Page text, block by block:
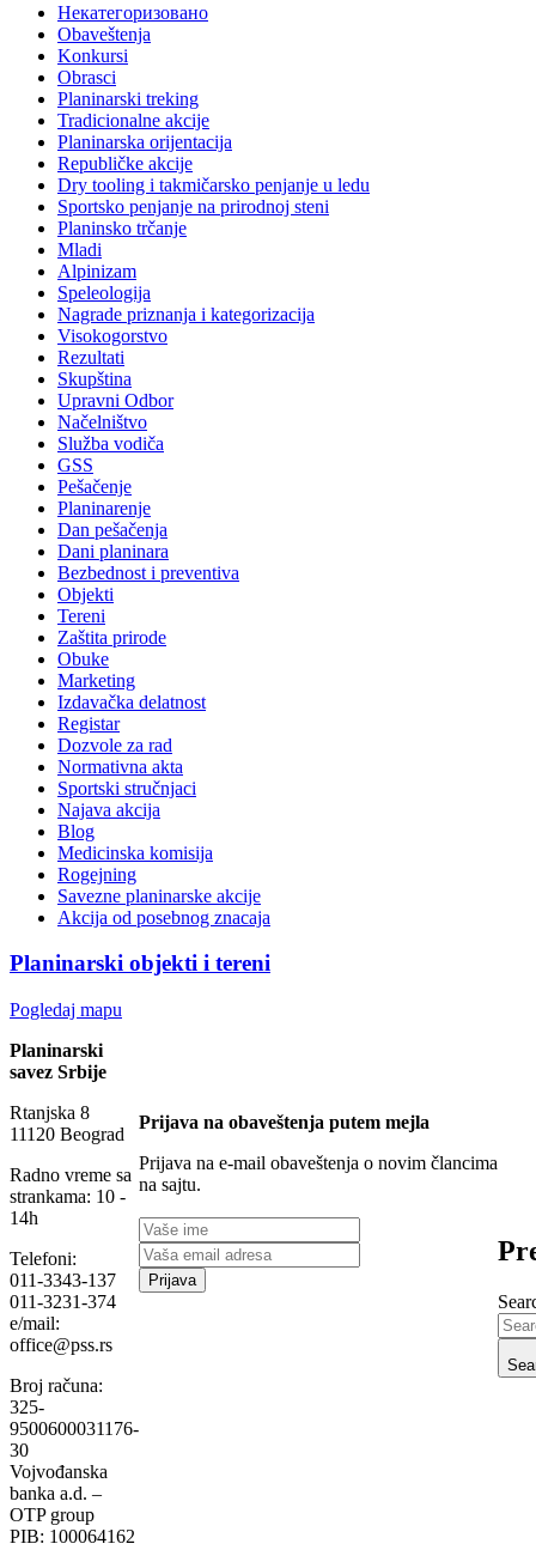
Некатегоризовано
Obaveštenja
Konkursi
Obrasci
Planinarski treking
Tradicionalne akcije
Planinarska orijentacija
Republičke akcije
Dry tooling i takmičarsko penjanje u ledu
Sportsko penjanje na prirodnoj steni
Planinsko trčanje
Mladi
Alpinizam
Speleologija
Nagrade priznanja i kategorizacija
Visokogorstvo
Rezultati
Skupština
Upravni Odbor
Načelništvo
Služba vodiča
GSS
Pešačenje
Planinarenje
Dan pešačenja
Dani planinara
Bezbednost i preventiva
Objekti
Tereni
Zaštita prirode
Obuke
Marketing
Izdavačka delatnost
Registar
Dozvole za rad
Normativna akta
Sportski stručnjaci
Najava akcija
Blog
Medicinska komisija
Rogejning
Savezne planinarske akcije
Akcija od posebnog znacaja
Planinarski objekti i tereni
Pogledaj mapu
Planinarski
savez Srbije
Rtanjska 8
11120 Beograd
Radno vreme sa
strankama: 10 -
14h
Telefoni:
011-3343-137
011-3231-374
e/mail:
office@pss.rs
Broj računa:
325-
9500600031176-
30
Vojvođanska
banka a.d. –
OTP group
PIB: 100064162
Prijava na obaveštenja putem mejla
Prijava na e-mail obaveštenja o novim člancima
na sajtu.